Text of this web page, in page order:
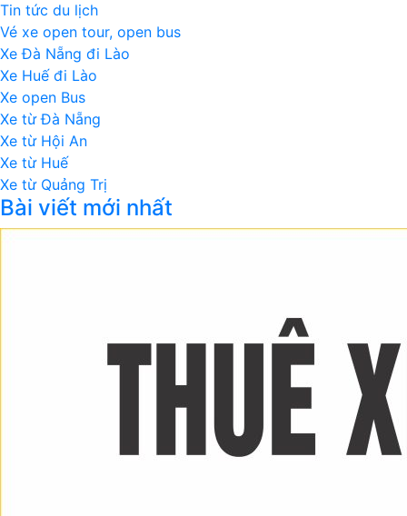
Tin tức du lịch
Vé xe open tour, open bus
Xe Đà Nẵng đi Lào
Xe Huế đi Lào
Xe open Bus
Xe từ Đà Nẵng
Xe từ Hội An
Xe từ Huế
Xe từ Quảng Trị
Bài viết mới nhất